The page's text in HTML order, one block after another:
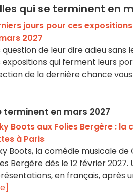
qui se terminent en
jours pour ces
2027
question de leur dire adieu
expositions qui ferment leurs
de la dernière chance
en mars 2027
Boots aux Folies Bergère :
à Paris
Boots, la comédie musicale
Bergère dès le 12 février
en français, après